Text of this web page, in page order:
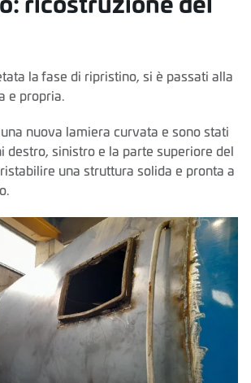
ricostruzione del
la fase di ripristino, si è passati alla
e propria.
nuova lamiera curvata e sono stati
destro, sinistro e la parte superiore del
una struttura solida e pronta a